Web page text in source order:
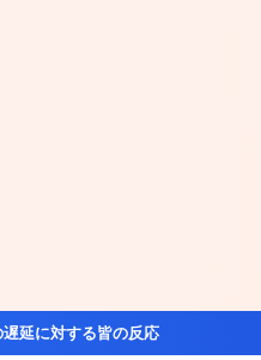
延に対する皆の反応